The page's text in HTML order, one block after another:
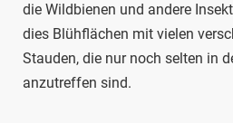
die Wildbienen und andere
dies Blühflächen mit vielen
Stauden, die nur noch selten in
anzutreffen sind.